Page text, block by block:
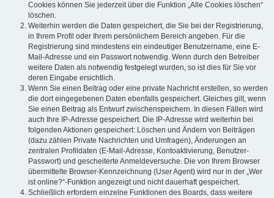
Cookies können Sie jederzeit über die Funktion „Alle Cookies löschen“
löschen.
Weiterhin werden die Daten gespeichert, die Sie bei der Registrierung,
in Ihrem Profil oder Ihrem persönlichem Bereich angeben. Für die
Registrierung sind mindestens ein eindeutiger Benutzername, eine E-
Mail-Adresse und ein Passwort notwendig. Wenn durch den Betreiber
weitere Daten als notwendig festgelegt wurden, so ist dies für Sie vor
deren Eingabe ersichtlich.
Wenn Sie einen Beitrag oder eine private Nachricht erstellen, so werden
die dort eingegebenen Daten ebenfalls gespeichert. Gleiches gilt, wenn
Sie einen Beitrag als Entwurf zwischenspeichern. In diesen Fällen wird
auch Ihre IP-Adresse gespeichert. Die IP-Adresse wird weiterhin bei
folgenden Aktionen gespeichert: Löschen und Ändern von Beiträgen
(dazu zählen Private Nachrichten und Umfragen), Änderungen an
zentralen Profildaten (E-Mail-Adresse, Kontoaktivierung, Benutzer-
Passwort) und gescheiterte Anmeldeversuche. Die von Ihrem Browser
übermittelte Browser-Kennzeichnung (User Agent) wird nur in der „Wer
ist online?“-Funktion angezeigt und nicht dauerhaft gespeichert.
Schließlich erfordern einzelne Funktionen des Boards, dass weitere